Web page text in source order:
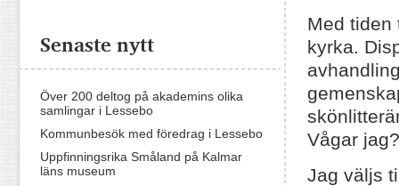
Med tiden
kyrka.
Vågar jag?
Jag väljs
Senaste nytt
Över 200 deltog på akademins olika
samlingar i Lessebo
Kommunbesök med föredrag i Lessebo
Uppfinningsrika Småland på Kalmar
läns museum